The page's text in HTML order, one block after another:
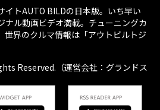
イトAUTO BILDの日本版。いち早い
ナル動画ビデオ満載。チューニングカ
世界のクルマ情報は「アウトビルトジ
Reserved.（運営会社：グランドス